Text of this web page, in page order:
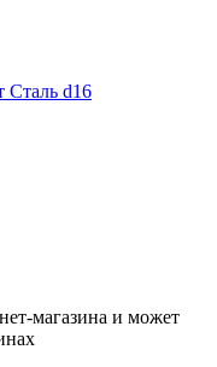
магазина и может